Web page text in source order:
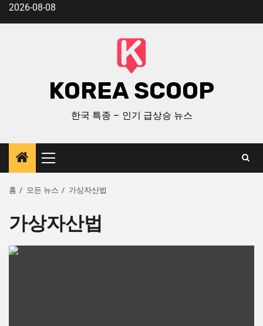
2026-08-08
KOREA SCOOP
한국 특종 – 인기 급상승 뉴스
홈 모든 뉴스 가상자산법
가상자산법